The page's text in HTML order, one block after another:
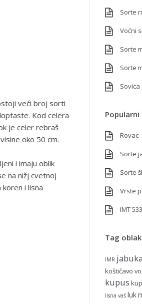
veći broj sorti
Kod celera
je celer rebraš
oko 50 cm.
i imaju oblik
na nižj cvetnoj
i lisna
Sorte
Voćni
Sorte
Sorte
Sovica
Rovac
Sorte
Sorte
Vrste
IMT 533
Tag oblak
IMR jabuka
koštičavo
kupus
lisna vaš luk